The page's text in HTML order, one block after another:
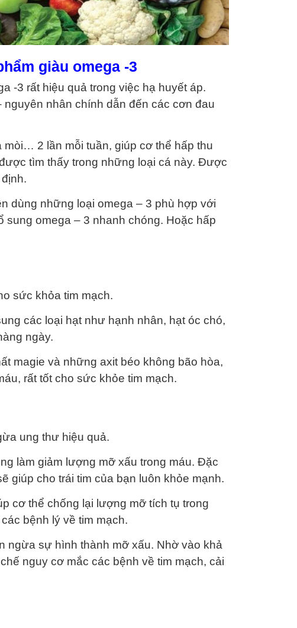
giàu omega -3
-3 rất hiệu quả trong việc hạ huyết áp.
nhân chính dẫn đến các cơn đau
2 lần mỗi tuần, giúp cơ thể hấp thu
tìm thấy trong những loại cá này. Được
dùng những loại omega – 3 phù hợp với
omega – 3 nhanh chóng. Hoặc hấp
sức khỏa tim mạch.
các loại hạt như hạnh nhân, hạt óc chó,
ngày.
magie và những axit béo không bão hòa,
rất tốt cho sức khỏe tim mạch.
ung thư hiệu quả.
làm giảm lượng mỡ xấu trong máu. Đặc
giúp cho trái tim của bạn luôn khỏe mạnh.
cơ thể chống lại lượng mỡ tích tụ trong
bệnh lý về tim mạch.
ngừa sự hình thành mỡ xấu. Nhờ vào khả
nguy cơ mắc các bệnh về tim mạch, cải